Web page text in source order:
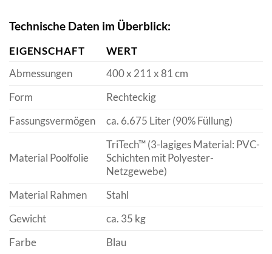
Technische Daten im Überblick:
EIGENSCHAFT
WERT
Abmessungen
400 x 211 x 81 cm
Form
Rechteckig
Fassungsvermögen
ca. 6.675 Liter (90% Füllung)
Material Poolfolie
TriTech™ (3-lagiges Material: PVC-
Schichten mit Polyester-
Netzgewebe)
Material Rahmen
Stahl
Gewicht
ca. 35 kg
Farbe
Blau